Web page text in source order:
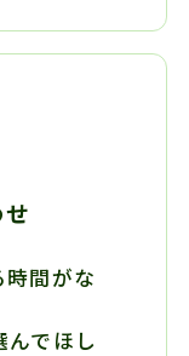
間がな
んでほし